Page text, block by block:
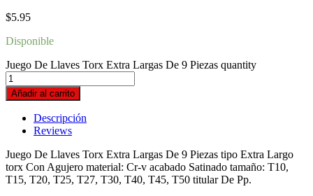
$5.95
Disponible
Juego De Llaves Torx Extra Largas De 9 Piezas quantity
Añadir al carrito
Descripción
Reviews
Juego De Llaves Torx Extra Largas De 9 Piezas tipo Extra Largo
torx Con Agujero material: Cr-v acabado Satinado tamaño: T10,
T15, T20, T25, T27, T30, T40, T45, T50 titular De Pp.